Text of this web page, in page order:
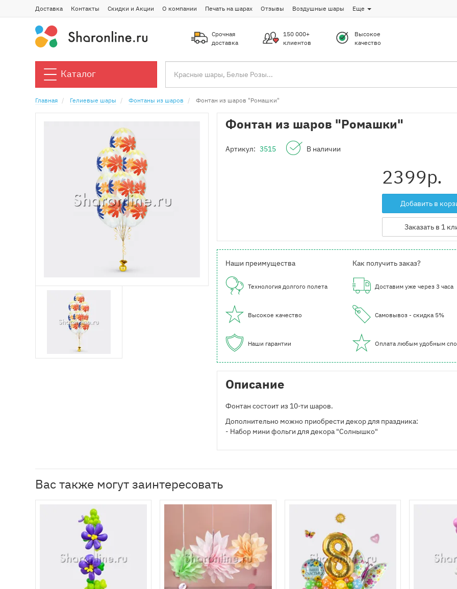
Доставка Контакты Скидки и Акции О компании Печать на шарах Отзывы Воздушные шары Еще
Срочная
доставка
150 000+
клиентов
Высокое
качество
Каталог
Главная Гелиевые шары Фонтаны из шаров Фонтан из шаров "Ромашки"
Фонтан из шаров "Ромашки"
Артикул: 3515 В наличии
2399р.
Добавить в
Заказать в 1
Наши преимущества
Технология долгого полета
Высокое качество
Наши гарантии
Как получить заказ?
Доставим уже через 3 часа
Самовывоз - скидка 5%
Оплата любым удобным
Описание
Фонтан состоит из 10-ти шаров.
Дополнительно можно приобрести декор для праздника:
- Набор мини фольги для декора "Солнышко"
Вас также могут заинтересовать